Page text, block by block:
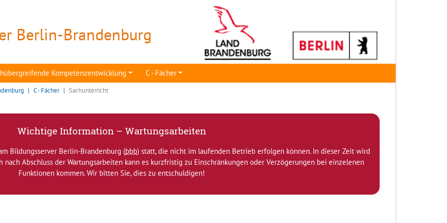
Berlin-Brandenburg
Kompetenzentwicklung C - Fächer
C - Fächer Sachunterricht
Wichtige Information – Wartungsarbeiten
Bildungsserver Berlin-Brandenburg (bbb) statt, die nicht im laufenden Betrieb erfolgen können. In dieser Zeit wird
Abschluss der Wartungsarbeiten kann es kurzfristig zu Einschränkungen oder Verzögerungen bei einzelenen
Funktionen kommen. Wir bitten Sie, dies zu entschuldigen!